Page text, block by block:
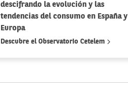
descifrando la evolución y las
tendencias del consumo en España y
Europa
Descubre el Observatorio Cetelem